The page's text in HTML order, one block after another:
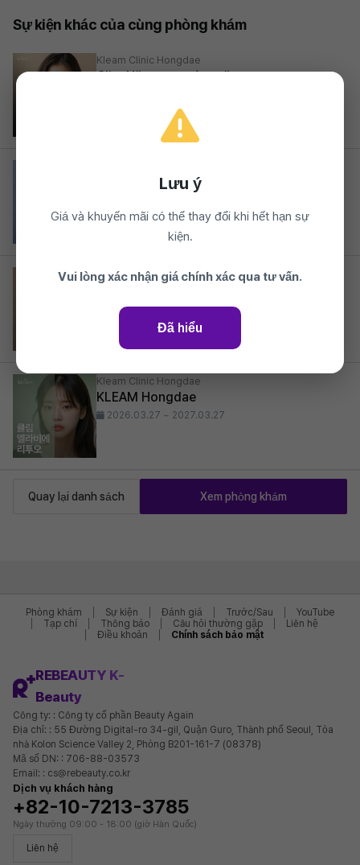
Sự kiện khác của cùng phòng khám
Kleam Clinic Hongdae
Clim Nặn mụn toàn mặt
2026.03.27 ~ 2027.03.27
Clim Potenza
2026.03.27 ~ 2027.03.27
Kleam Clinic Hongdae
31%150,700₩
2026.03.27 ~ 2027.03.27
Kleam Clinic Hongdae
KLEAM Hongdae
2026.03.27 ~ 2027.03.27
Quay lại danh sách Xem phòng khám
Lưu ý
Giá và khuyến mãi có thể thay đổi khi hết hạn sự
kiện.
Vui lòng xác nhận giá chính xác qua tư vấn.
Đã hiểu
Phòng khám Sự kiện Đánh giá Trước/Sau
YouTube
Tạp chí
Thông báo Câu hỏi thường gặp
Liên hệ
Điều khoản
Chính sách bảo mật
REBEAUTY K-
Beauty
Công ty: : Công ty cổ phần Beauty Again
Địa chỉ: : 55 Đường Digital-ro 34-gil, Quận Guro, Thành phố Seoul, Tòa
nhà Kolon Science Valley 2, Phòng B201-161-7 (08378)
Mã số DN: : 706-88-03573
Email: : cs@rebeauty.co.kr
Dịch vụ khách hàng
+82-10-7213-3785
Ngày thường 09:00 - 18:00 (giờ Hàn Quốc)
Liên hệ